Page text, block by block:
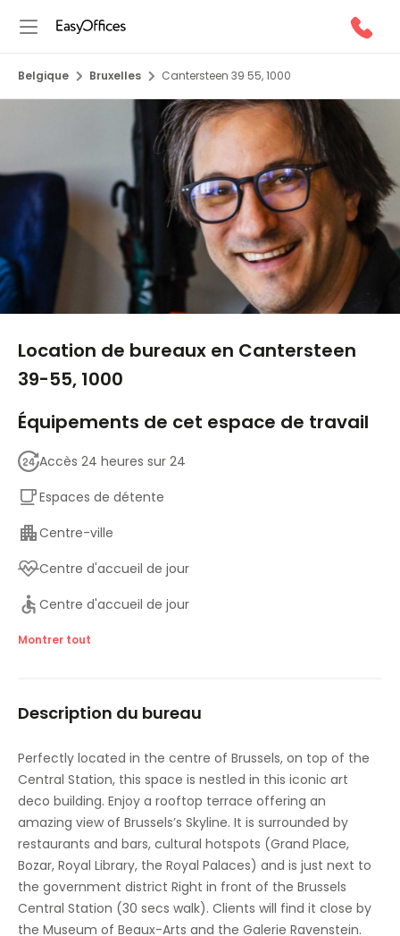
Belgique Bruxelles Cantersteen 39 55, 1000
Location de bureaux en Cantersteen
39-55, 1000
Équipements de cet espace de travail
Accès 24 heures sur 24
Espaces de détente
Centre-ville
Centre d'accueil de jour
Centre d'accueil de jour
Double vitrage
Salle de gymnastique et de fitness
Salles de réunion
Restaurant sur place pour le déjeuner
Sièges extérieurs / Terrasse
Parking
Accès internet haut débit
Montrer tout
Description du bureau
Perfectly located in the centre of Brussels, on top of the
Central Station, this space is nestled in this iconic art
deco building. Enjoy a rooftop terrace offering an
amazing view of Brussels’s Skyline. It is surrounded by
restaurants and bars, cultural hotspots (Grand Place,
Bozar, Royal Library, the Royal Palaces) and is just next to
the government district Right in front of the Brussels
Central Station (30 secs walk). Clients will find it close by
the Museum of Beaux-Arts and the Galerie Ravenstein.